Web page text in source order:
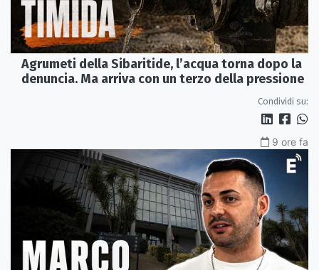
Agrumeti della Sibaritide, l’acqua torna dopo la
denuncia. Ma arriva con un terzo della pressione
Condividi su:
9 ore fa